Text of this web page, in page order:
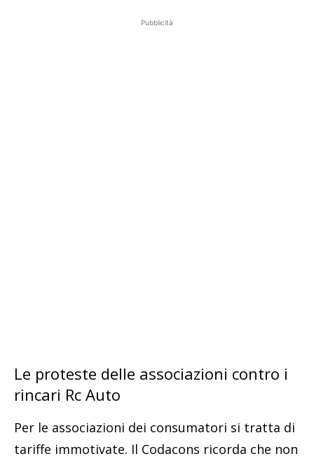
Pubblicità
Le proteste delle associazioni contro i
rincari Rc Auto
Per le associazioni dei consumatori si tratta di
tariffe immotivate. Il Codacons ricorda che non